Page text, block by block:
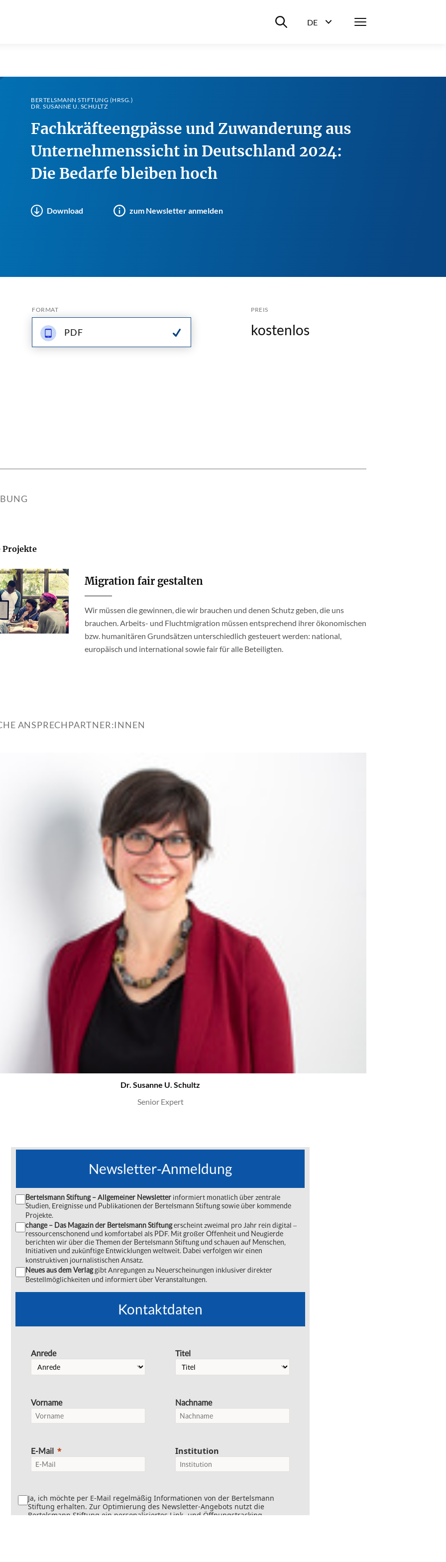
Suche ein-/ausblenden
DE
Menü
BERTELSMANN STIFTUNG (HRSG.)
DR. SUSANNE U. SCHULTZ
Fachkräfteengpässe und Zuwanderung aus
Unternehmenssicht in Deutschland 2024:
Die Bedarfe bleiben hoch
Download zum Newsletter anmelden
FORMAT
PDF
PREIS
kostenlos
Projekte
Migration fair gestalten
Wir müssen die gewinnen, die wir brauchen und denen Schutz geben, die uns
brauchen. Arbeits- und Fluchtmigration müssen entsprechend ihrer ökonomischen
bzw. humanitären Grundsätzen unterschiedlich gesteuert werden: national,
europäisch und international sowie fair für alle Beteiligten.
ANSPRECHPARTNER:INNEN
Dr. Susanne U. Schultz
Senior Expert
Newsletter-Anmeldung
Bertelsmann Stiftung – Allgemeiner Newsletter informiert monatlich über zentrale
Studien, Ereignisse und Publikationen der Bertelsmann Stiftung sowie über kommende
Projekte.
change – Das Magazin der Bertelsmann Stiftungerscheint zweimal pro Jahr rein digital ‒
ressourcenschonend und komfortabel als PDF. Mit großer Offenheit und Neugierde
berichten wir über die Themen der Bertelsmann Stiftung und schauen auf Menschen,
Initiativen und zukünftige Entwicklungen weltweit. Dabei verfolgen wir einen
konstruktiven journalistischen Ansatz.
Neues aus dem Verlaggibt Anregungen zu Neuerscheinungen inklusiver direkter
Bestellmöglichkeiten und informiert über Veranstaltungen.
Kontaktdaten
Anrede
Vorname
E-Mail
Titel
Nachname
Institution
Ja, ich möchte per E-Mail regelmäßig Informationen von der Bertelsmann
Stiftung erhalten. Zur Optimierung des Newsletter-Angebots nutzt die
Bertelsmann Stiftung ein personalisiertes Link- und Öffnungstracking.